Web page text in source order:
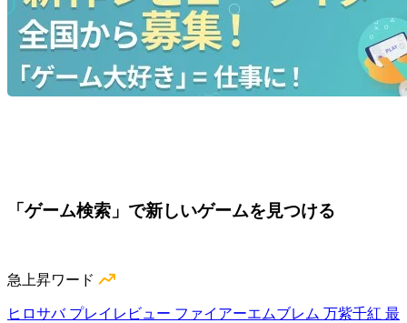
「ゲーム検索」で新しいゲームを見つける
急上昇ワード
ヒロサバ プレイレビュー ファイアーエムブレム 万紫千紅 最